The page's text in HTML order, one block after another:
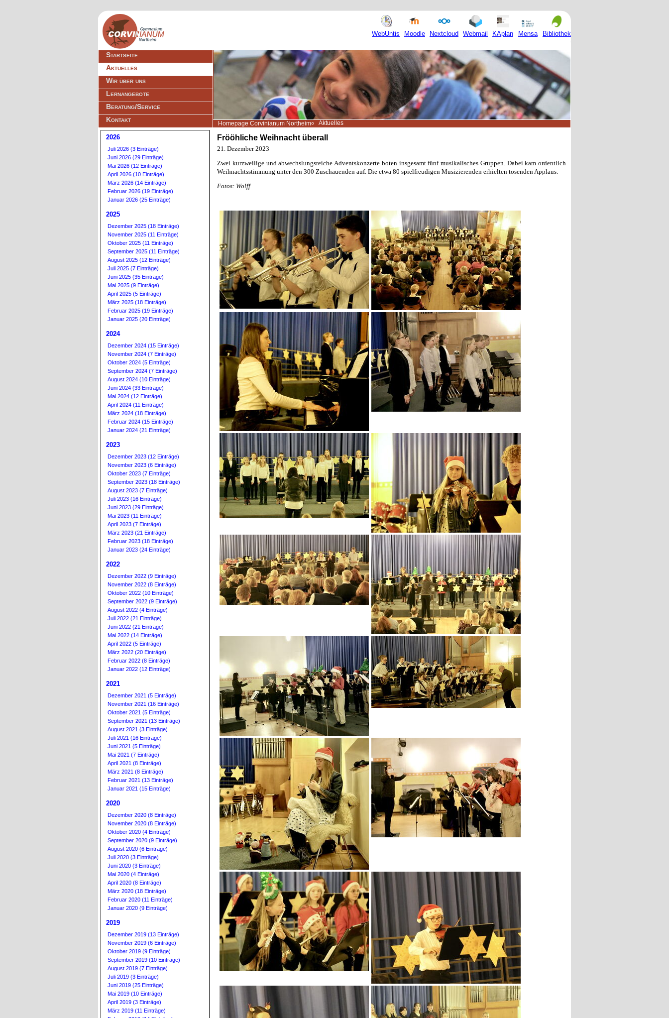
WebUntis Moodle Nextcloud Webmail KAplan Mensa Bibliothek
Navigation
überspringen
Startseite
Aktuelles
Wir über uns
Lernangebote
Beratung/Service
Kontakt
Homepage Corvinianum Northeim Aktuelles
Frööhliche Weihnacht überall
21. Dezember 2023
Zwei kurzweilige und abwechslungsreiche Adventskonzerte boten insgesamt fünf musikalisches Gruppen. Dabei kam ordentlich
Weihnachtsstimmung unter den 300 Zuschauenden auf. Die etwa 80 spielfreudigen Musizierenden erhielten tosenden Applaus.
Fotos: Wolff
2026
Juli 2026 (3 Einträge)
Juni 2026 (29 Einträge)
Mai 2026 (12 Einträge)
April 2026 (10 Einträge)
März 2026 (14 Einträge)
Februar 2026 (19 Einträge)
Januar 2026 (25 Einträge)
2025
Dezember 2025 (18 Einträge)
November 2025 (11 Einträge)
Oktober 2025 (11 Einträge)
September 2025 (11 Einträge)
August 2025 (12 Einträge)
Juli 2025 (7 Einträge)
Juni 2025 (35 Einträge)
Mai 2025 (9 Einträge)
April 2025 (5 Einträge)
März 2025 (18 Einträge)
Februar 2025 (19 Einträge)
Januar 2025 (20 Einträge)
2024
Dezember 2024 (15 Einträge)
November 2024 (7 Einträge)
Oktober 2024 (5 Einträge)
September 2024 (7 Einträge)
August 2024 (10 Einträge)
Juni 2024 (33 Einträge)
Mai 2024 (12 Einträge)
April 2024 (11 Einträge)
März 2024 (18 Einträge)
Februar 2024 (15 Einträge)
Januar 2024 (21 Einträge)
2023
Dezember 2023 (12 Einträge)
November 2023 (6 Einträge)
Oktober 2023 (7 Einträge)
September 2023 (18 Einträge)
August 2023 (7 Einträge)
Juli 2023 (16 Einträge)
Juni 2023 (29 Einträge)
Mai 2023 (11 Einträge)
April 2023 (7 Einträge)
März 2023 (21 Einträge)
Februar 2023 (18 Einträge)
Januar 2023 (24 Einträge)
2022
Dezember 2022 (9 Einträge)
November 2022 (8 Einträge)
Oktober 2022 (10 Einträge)
September 2022 (9 Einträge)
August 2022 (4 Einträge)
Juli 2022 (21 Einträge)
Juni 2022 (21 Einträge)
Mai 2022 (14 Einträge)
April 2022 (5 Einträge)
März 2022 (20 Einträge)
Februar 2022 (8 Einträge)
Januar 2022 (12 Einträge)
2021
Dezember 2021 (5 Einträge)
November 2021 (16 Einträge)
Oktober 2021 (5 Einträge)
September 2021 (13 Einträge)
August 2021 (3 Einträge)
Juli 2021 (16 Einträge)
Juni 2021 (5 Einträge)
Mai 2021 (7 Einträge)
April 2021 (8 Einträge)
März 2021 (8 Einträge)
Februar 2021 (13 Einträge)
Januar 2021 (15 Einträge)
2020
Dezember 2020 (8 Einträge)
November 2020 (8 Einträge)
Oktober 2020 (4 Einträge)
September 2020 (9 Einträge)
August 2020 (6 Einträge)
Juli 2020 (3 Einträge)
Juni 2020 (3 Einträge)
Mai 2020 (4 Einträge)
April 2020 (8 Einträge)
März 2020 (18 Einträge)
Februar 2020 (11 Einträge)
Januar 2020 (9 Einträge)
2019
Dezember 2019 (13 Einträge)
November 2019 (6 Einträge)
Oktober 2019 (9 Einträge)
September 2019 (10 Einträge)
August 2019 (7 Einträge)
Juli 2019 (3 Einträge)
Juni 2019 (25 Einträge)
Mai 2019 (10 Einträge)
April 2019 (3 Einträge)
März 2019 (11 Einträge)